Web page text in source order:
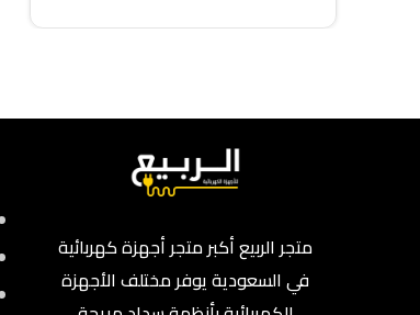
متجر الربيع أكبر متجر أجهزة كهربائية
في السعودية يوفر مختلف الأجهزة